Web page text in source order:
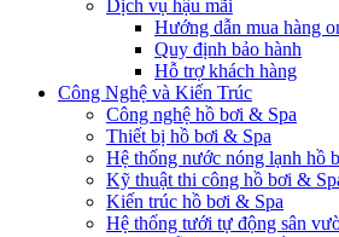
Dịch vụ hậu mãi
Hướng dẫn mua hàng
Quy định bảo hành
Hỗ trợ khách hàng
Công Nghệ và Kiến Trúc
Công nghệ hồ bơi & Spa
Thiết bị hồ bơi & Spa
Hệ thống nước nóng lạnh hồ
Kỹ thuật thi công hồ bơi &
Kiến trúc hồ bơi & Spa
Hệ thống tưới tự động sân